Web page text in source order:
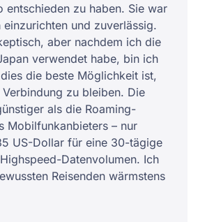
entschieden zu haben. Sie war
und zuverlässig.
aber nachdem ich die
verwendet habe, bin ich
die beste Möglichkeit ist,
Verbindung zu bleiben. Die
als die Roaming-
Mobilfunkanbieters – nur
US-Dollar für eine 30-tägige
Datenvolumen. Ich
Reisenden wärmstens